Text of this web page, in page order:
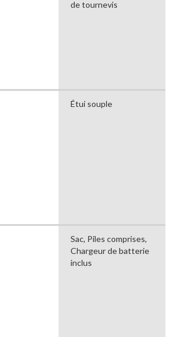
de tournevis
Étui souple
Sac, Piles comprises,
Chargeur de batterie
inclus